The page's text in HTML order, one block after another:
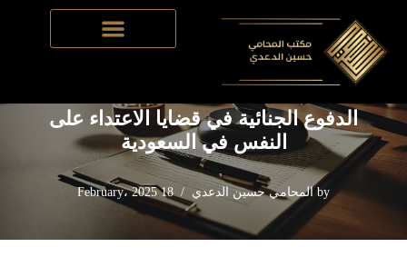
Skip
Home
- القانون الجنائي​
الدفوع الجنائية في قضايا الاعتداء على
النفس في السعودية
الدفوع الجنائية في قضايا الاعتداء على
النفس في السعودية
by المحامي حسين الدعدي 18 February، 2025